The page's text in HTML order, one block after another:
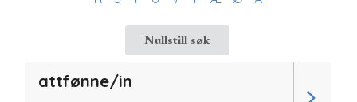
Nullstill søk
attfønne/in